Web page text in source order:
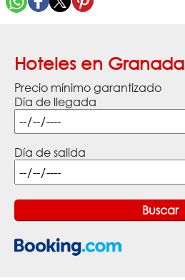
Hoteles en Granada
Precio mínimo garantizado
Día de llegada
Día de salida